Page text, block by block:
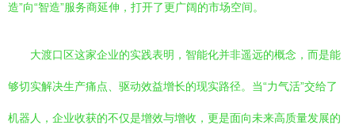
造”向“智造”服务商延伸，打开了更广阔的市场空间。
大渡口区这家企业的实践表明，智能化并非遥远的概念，而是能
够切实解决生产痛点、驱动效益增长的现实路径。当“力气活”交给了
机器人，企业收获的不仅是增效与增收，更是面向未来高质量发展的